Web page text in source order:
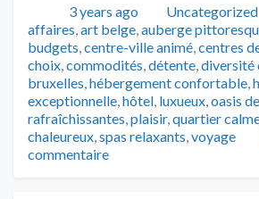
Publié3 years ago Catégories
Uncategorized
affaires,art belge,auberge
budgets,centre-ville animé,centres
choix,commodités,détente,diversité
bruxelles,hébergement confortable,
exceptionnelle,hôtel, luxueux,oasis
rafraîchissantes,plaisir,quartier
chaleureux,spas relaxants,voyage
commentaire